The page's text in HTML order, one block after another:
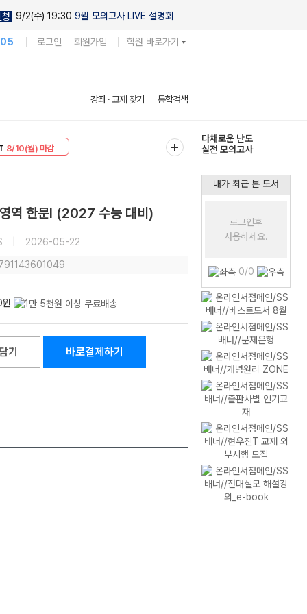
청 9/2(수) 19:30 9월 모의고사 LIVE 설명회
로그인 회원가입 학원 바로가기
강좌 · 교재 찾기 통합검색
8/10(월) 마감
다채로운 난도
실전 모의고사
역 한문I (2027 수능 대비)
2026-05-22
기 바로결제하기
내가 최근 본 도서
로그인후
사용하세요.
0/0